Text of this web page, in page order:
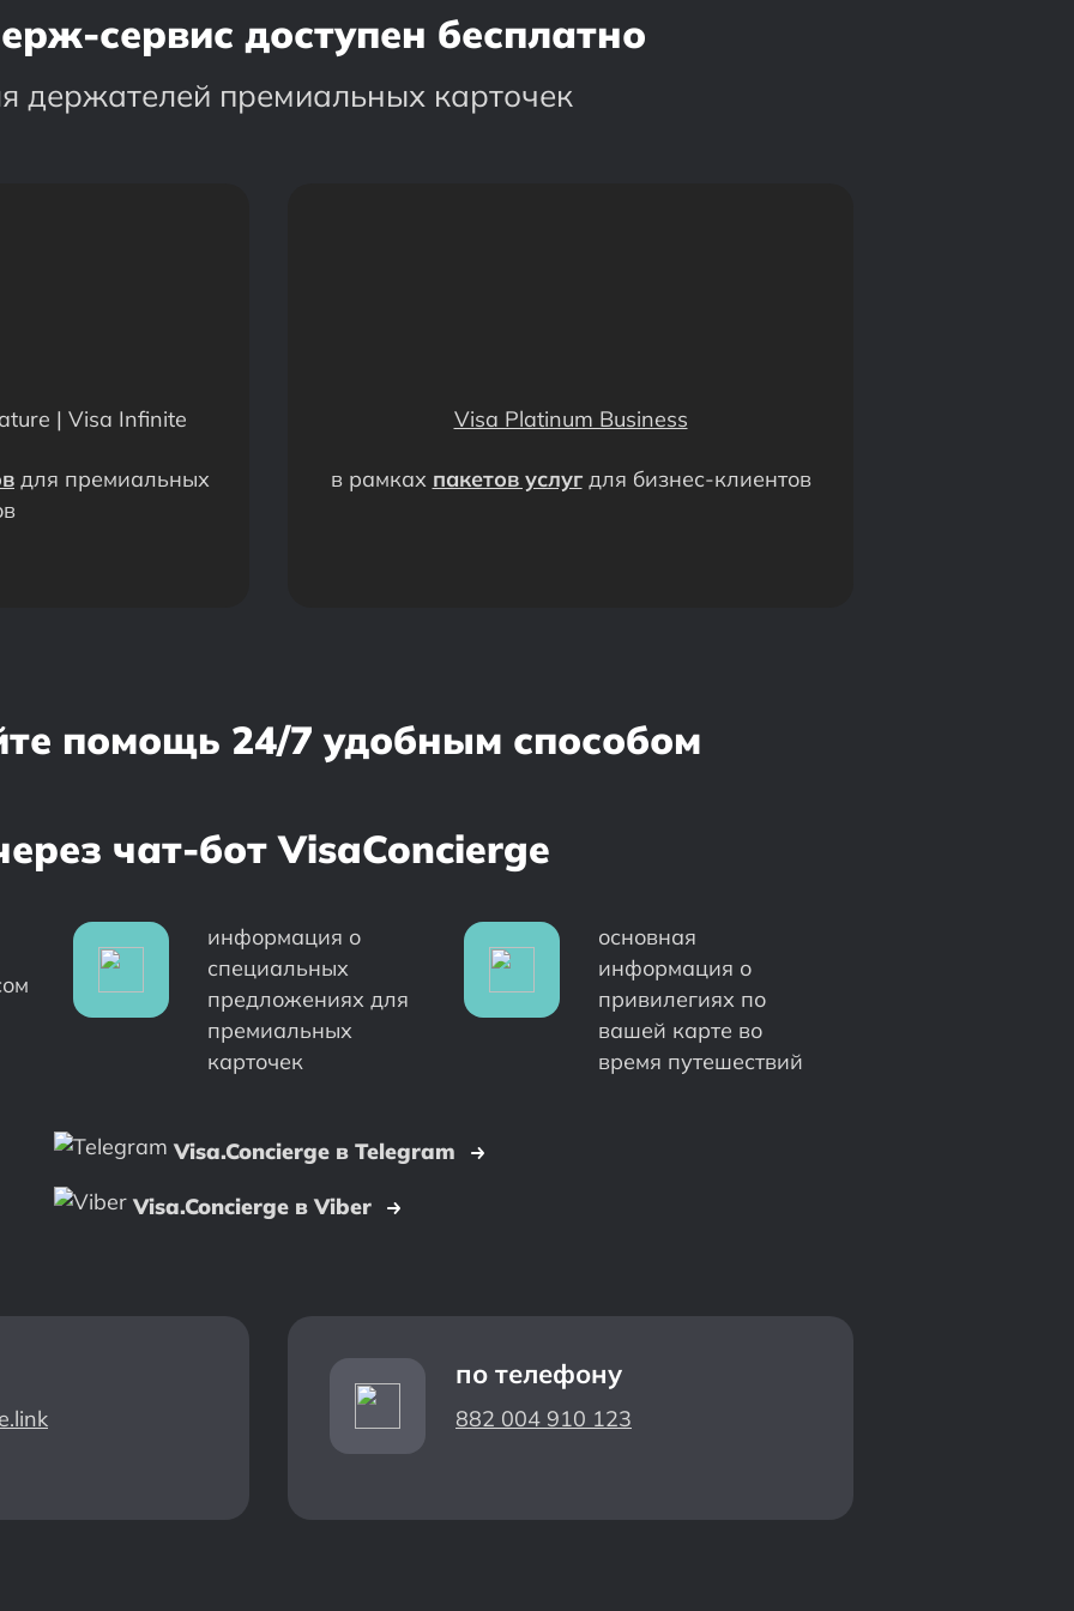
сервис доступен бесплатно
держателей премиальных карточек
| Visa Infinite
для премиальных
Visa Platinum Business
в рамках пакетов услугдля бизнес-клиентов
помощь 24/7 удобным способом
чат-бот VisaConcierge
информация о
специальных
предложениях для
премиальных
карточек
основная
информация о
привилегиях по
вашей карте во
время путешествий
Visa.Concierge в Telegram
Visa.Concierge в Viber
по телефону
882 004 910 123